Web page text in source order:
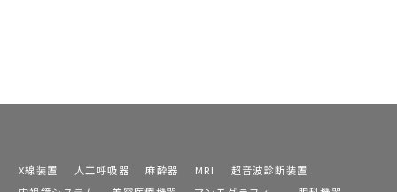
X線装置 人工呼吸器 麻酔器 MRI
超音波診断装置